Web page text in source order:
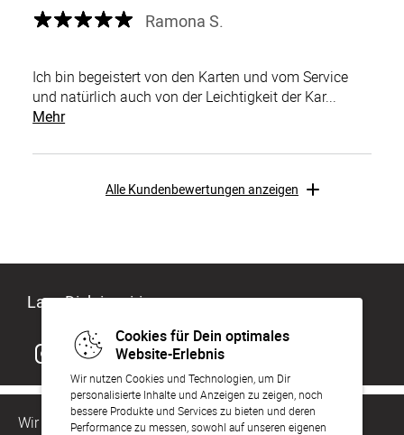
Cookies für Dein optimales
Website-Erlebnis
Wir nutzen Cookies und Technologien, um Dir
personalisierte Inhalte und Anzeigen zu zeigen, noch
bessere Produkte und Services zu bieten und deren
Performance zu messen, sowohl auf unseren eigenen
Ramona S.
Ich bin begeistert von den Karten und vom Service
und natürlich auch von der Leichtigkeit der Kar...
Mehr
Alle Kundenbewertungen anzeigen
Lass Dich inspirieren
Wir sind für Dich da